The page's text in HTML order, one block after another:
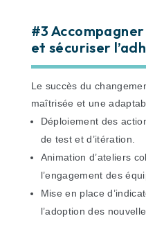
#3
et sécuriser
Le succès du
maîtrisée et une
Déploiement des
de test et d’itération.
Animation d’ateliers
l’engagement des
Mise en place
l’adoption des